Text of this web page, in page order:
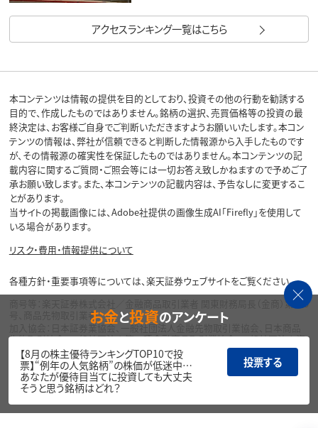
アクセスランキング一覧はこちら
本コンテンツは情報の提供を目的としており、投資その他の行動を勧誘する
目的で、作成したものではありません。銘柄の選択、売買価格等の投資の最
終決定は、お客様ご自身でご判断いただきますようお願いいたします。本コン
テンツの情報は、弊社が信頼できると判断した情報源から入手したものです
が、その情報源の確実性を保証したものではありません。本コンテンツの記
載内容に関するご質問・ご照会等には一切お答え致しかねますので予めご了
承お願い致します。また、本コンテンツの記載内容は、予告なしに変更するこ
とがあります。
当サイトの掲載画像には、Adobe社提供の画像生成AI「Firefly」を使用して
いる場合があります。
リスク・費用・情報提供について
各種方針・重要事項等については、楽天証券ウェブサイトをご覧ください。
商号等：楽天証券株式会社／金融商品取引業者 関東財務局長（金商）第195
号、商品先物取引業者
加入協会：日本証券業協会、一般社団法人金融先物取引業協会、日本商品
先物取引協会、一般社団法人第二種金融商品取引業協会、一般社団法人資
産運用業協会
Copyright©
1999-2026 Rakuten Securities, Inc. All
お金と投資のアンケート
【8月の株主優待ランキングTOP10で投
票】“例年の人気銘柄”の株価が低迷中…
あなたが優待目当てに投資しても大丈夫
そうと思う銘柄はどれ？
投票する